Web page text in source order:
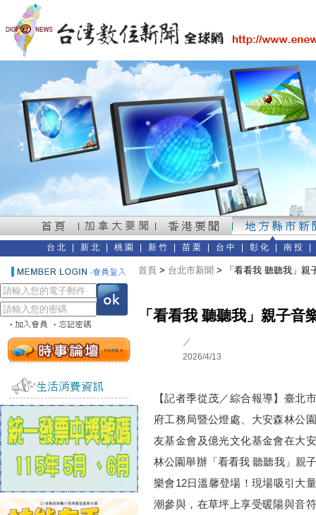
台北 新北 桃園 新竹 苗栗 台中 彰化 南投
首頁 > 台北市新聞 > 「看看我 聽聽我」
「看看我 聽聽我」親子
／
2026/4/13
【記者季從茂／綜合報導】臺北
府工務局暨公燈處、大安森林公
友基金會及億光文化基金會在大
林公園舉辦「看看我 聽聽我」親
樂會12日溫馨登場！現場吸引大
潮參與，在草坪上享受暖陽與音